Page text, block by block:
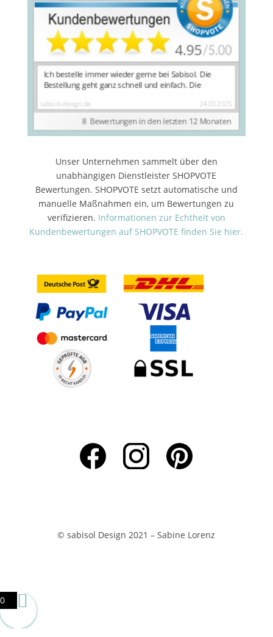
Unser Unternehmen sammelt über den
unabhängigen Dienstleister SHOPVOTE
Bewertungen. SHOPVOTE setzt automatische und
manuelle Maßnahmen ein, um Bewertungen zu
verifizieren. Informationen zur Echtheit von
Kundenbewertungen auf SHOPVOTE finden Sie hier.
© sabisol Design 2021 – Sabine Lorenz
0